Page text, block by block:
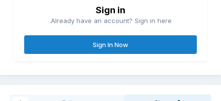
Sign in
Already have an account? Sign in here.
Sign In Now